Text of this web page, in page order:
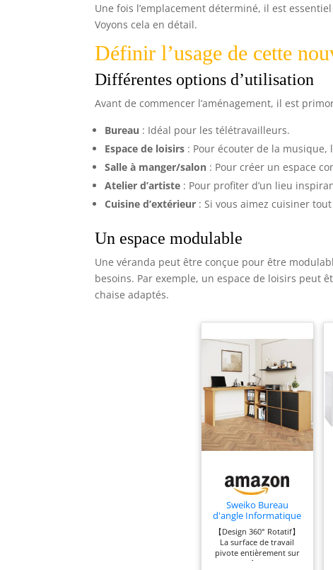
Une fois l’emplacement déterminé, il est
Voyons cela en détail.
Définir l’usage de cette
Différentes options d’utilisation
Avant de commencer l’aménagement, il est
Bureau : Idéal pour les télétravailleurs.
Espace de loisirs : Pour écouter de la
Salle à manger/salon : Pour créer un espace
Atelier d’artiste : Pour profiter d’un lieu
Cuisine d’extérieur : Si vous aimez cuisiner
Un espace modulable
Une véranda peut être conçue pour être
besoins. Par exemple, un espace de loisirs
chaise adaptés.
Sweiko Bureau
d'angle Informatique
Pivotant 360° avec 4
Tiroirs de Rangement,
Bureau Modulaire
avec Étagères
【Design 360° Rotatif】
La surface de travail
pivote entièrement sur
elle-même pour